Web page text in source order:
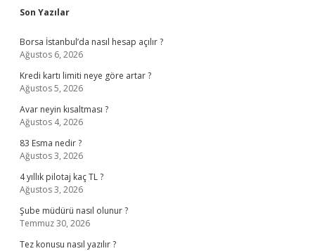
Sidebar
Son Yazılar
Borsa İstanbul’da nasıl hesap açılır ?
Ağustos 6, 2026
Kredi kartı limiti neye göre artar ?
Ağustos 5, 2026
Avar neyin kısaltması ?
Ağustos 4, 2026
83 Esma nedir ?
Ağustos 3, 2026
4 yıllık pilotaj kaç TL ?
Ağustos 3, 2026
Şube müdürü nasıl olunur ?
Temmuz 30, 2026
Tez konusu nasıl yazılır ?